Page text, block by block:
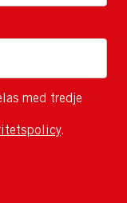
med tredje
.